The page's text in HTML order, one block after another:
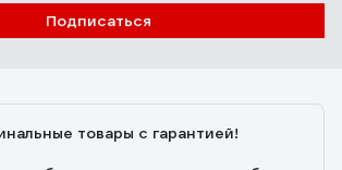
Подписаться
товары с гарантией!